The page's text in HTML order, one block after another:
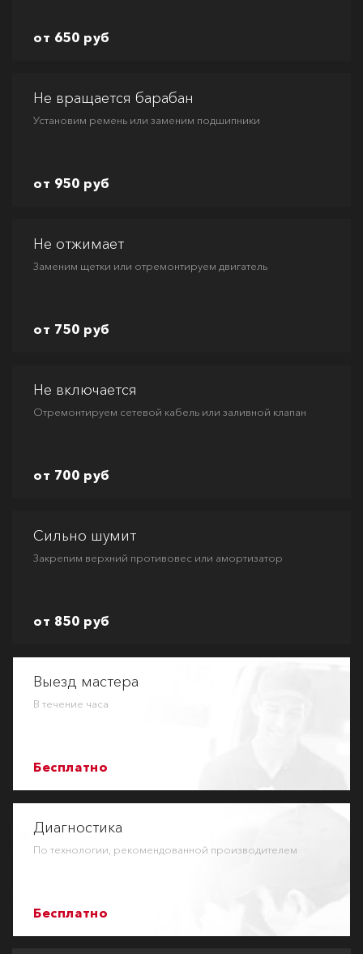
от 650 руб
Не вращается барабан
Установим ремень или заменим подшипники
от 950 руб
Не отжимает
Заменим щетки или отремонтируем двигатель
от 750 руб
Не включается
Отремонтируем сетевой кабель или заливной клапан
от 700 руб
Сильно шумит
Закрепим верхний противовес или амортизатор
от 850 руб
Выезд мастера
В течение часа
Бесплатно
Диагностика
По технологии, рекомендованной производителем
Бесплатно